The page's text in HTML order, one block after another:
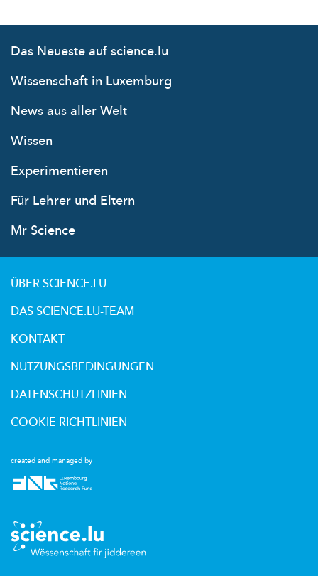
Das Neueste auf science.lu
Wissenschaft in Luxemburg
News aus aller Welt
Wissen
Experimentieren
Für Lehrer und Eltern
Mr Science
created and managed by
ÜBER SCIENCE.LU
DAS SCIENCE.LU-TEAM
KONTAKT
NUTZUNGSBEDINGUNGEN
DATENSCHUTZLINIEN
COOKIE RICHTLINIEN